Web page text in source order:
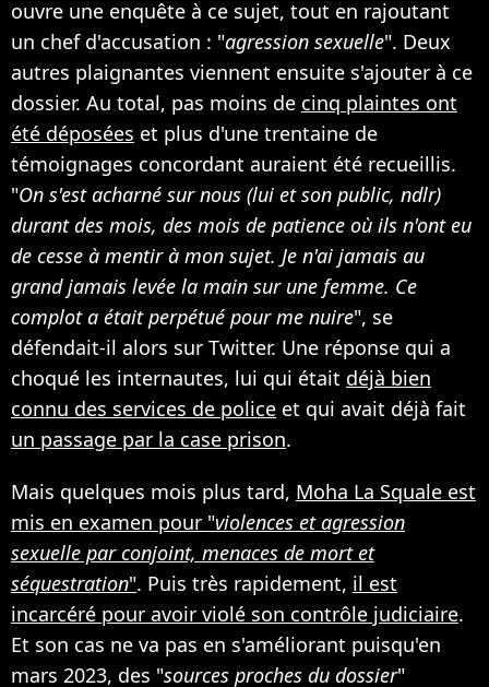
ouvre une enquête à ce sujet, tout en rajoutant
un chef d'accusation : "agression sexuelle". Deux
autres plaignantes viennent ensuite s'ajouter à ce
dossier. Au total, pas moins de cinq plaintes ont
été déposées et plus d'une trentaine de
témoignages concordant auraient été recueillis.
"On s'est acharné sur nous (lui et son public, ndlr)
durant des mois, des mois de patience où ils n'ont eu
de cesse à mentir à mon sujet. Je n'ai jamais au
grand jamais levée la main sur une femme. Ce
complot a était perpétué pour me nuire", se
défendait-il alors sur Twitter. Une réponse qui a
choqué les internautes, lui qui était déjà bien
connu des services de police et qui avait déjà fait
un passage par la case prison.
Mais quelques mois plus tard, Moha La Squale est
mis en examen pour "violences et agression
sexuelle par conjoint, menaces de mort et
séquestration". Puis très rapidement, il est
incarcéré pour avoir violé son contrôle judiciaire.
Et son cas ne va pas en s'améliorant puisqu'en
mars 2023, des "sources proches du dossier"